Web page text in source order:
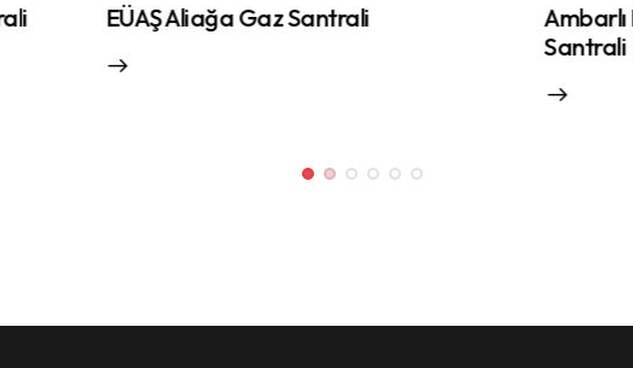
Ambarlı Kombine Çevrimli Elektrik